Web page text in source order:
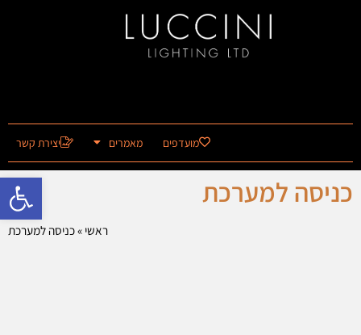
פתח
מועדפים מאמרים יצירת קשר
כניסה למערכת
ראשי »כניסה למערכת